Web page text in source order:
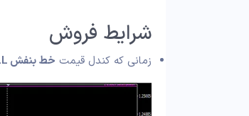
شرایط فروش
زمانی که کندل قیمت خط بنفش SELL